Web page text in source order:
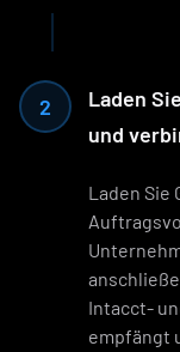
2
Laden
und
Laden Sie
Intacct-
empfängt